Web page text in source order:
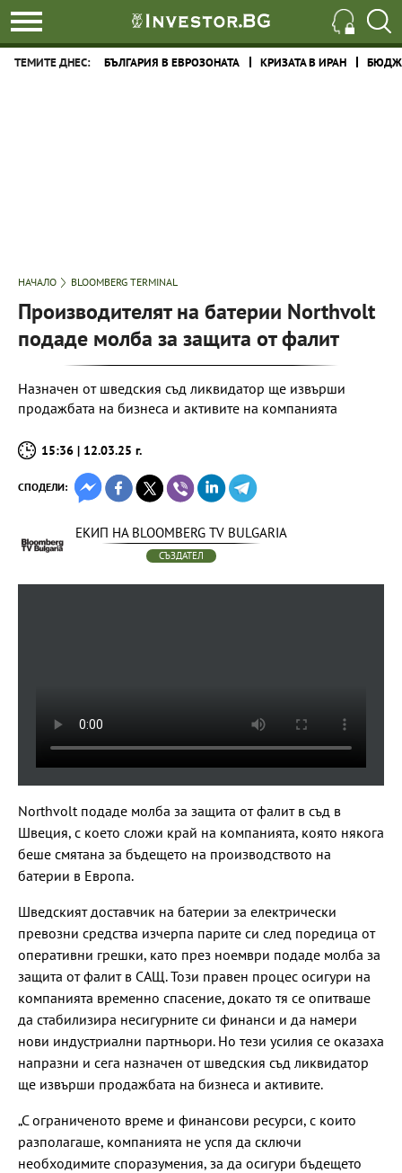
ТЕМИТЕ ДНЕС: БЪЛГАРИЯ В ЕВРОЗОНАТА КРИЗАТА В ИРАН
НАЧАЛО BLOOMBERG TERMINAL
Производителят на батерии Northvolt
подаде молба за защита от фалит
Назначен от шведския съд ликвидатор ще извърши
продажбата на бизнеса и активите на компанията
15:36 | 12.03.25 г.
СПОДЕЛИ:
ЕКИП НА BLOOMBERG TV BULGARIA
СЪЗДАТЕЛ
Northvolt подаде молба за защита от фалит в съд в
Швеция, с което сложи край на компанията, която някога
беше смятана за бъдещето на производството на
батерии в Европа.
Шведският доставчик на батерии за електрически
превозни средства изчерпа парите си след поредица от
оперативни грешки, като през ноември подаде молба за
защита от фалит в САЩ. Този правен процес осигури на
компанията временно спасение, докато тя се опитваше
да стабилизира несигурните си финанси и да намери
нови индустриални партньори. Но тези усилия се оказаха
напразни и сега назначен от шведския съд ликвидатор
ще извърши продажбата на бизнеса и активите.
„С ограниченото време и финансови ресурси, с които
разполагаше, компанията не успя да сключи
необходимите споразумения, за да осигури бъдещето